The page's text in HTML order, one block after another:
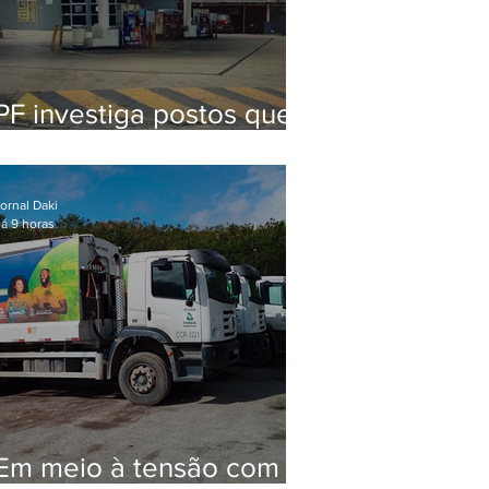
investiga postos que
de secretário
em 2020
meio à tensão com
Daki
9 horas